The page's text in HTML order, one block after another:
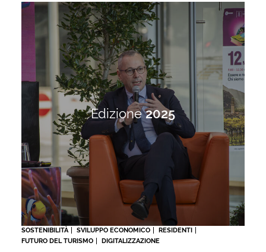
Edizione2025
SOSTENIBILITÀ SVILUPPO ECONOMICO
RESIDENTI
FUTURO DEL TURISMO
DIGITALIZZAZIONE